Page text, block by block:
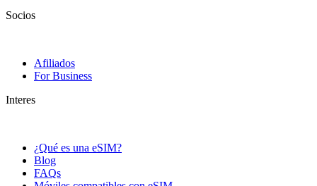
Socios
Afiliados
For Business
Interes
¿Qué es una eSIM?
Blog
FAQs